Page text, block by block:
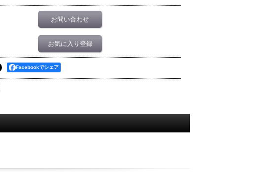
お問い合わせ
お気に入り登録
Facebookでシェア